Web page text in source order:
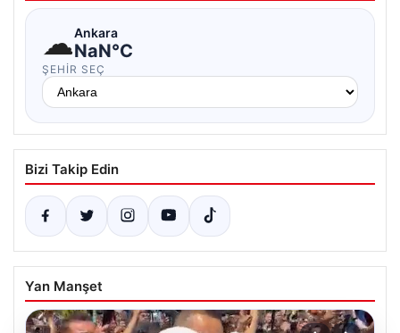
☁Ankara
NaN°C
ŞEHIR SEÇ
Bizi Takip Edin
Yan Manşet